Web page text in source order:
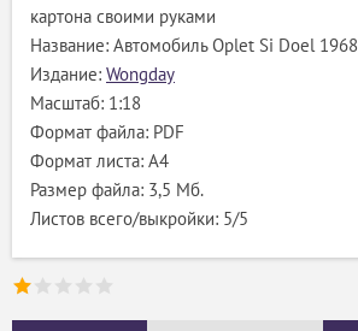
картона своими руками
Название: Автомобиль Oplet Si Doel 1968
Издание: Wongday
Масштаб: 1:18
Формат файла: PDF
Формат листа: А4
Размер файла: 3,5 Мб.
Листов всего/выкройки: 5/5